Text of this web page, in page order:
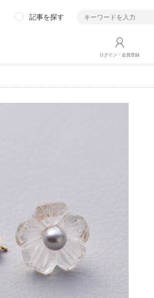
記事を探す
ログイン・会員登録